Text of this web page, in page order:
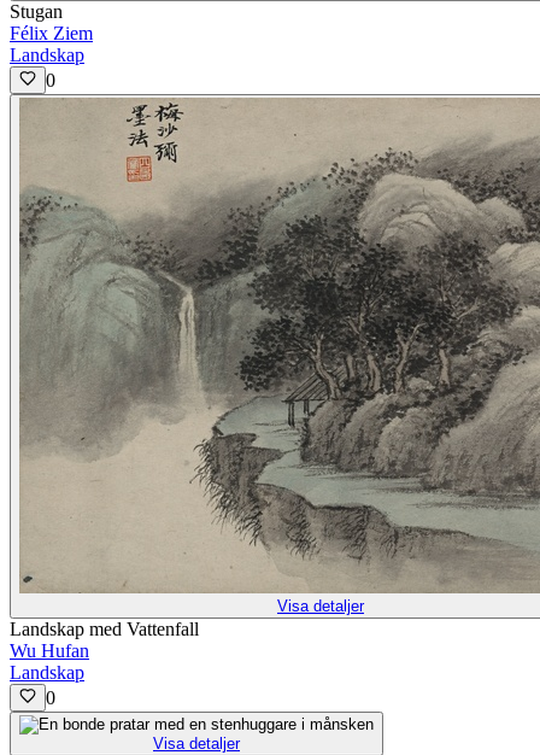
Stugan
Félix Ziem
Landskap
0
Visa detaljer
Landskap med Vattenfall
Wu Hufan
Landskap
0
Visa detaljer